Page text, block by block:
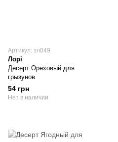
Артикул: зл049
Лорі
Десерт Ореховый для
грызунов
54 грн
Нет в наличии